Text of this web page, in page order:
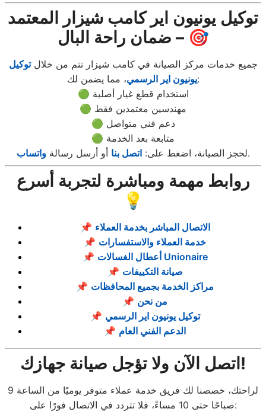
توكيل يونيون اير كامب شيزار المعتمد
– ضمان راحة البال 🎯
جميع خدمات مركز الصيانة في كامب شيزار تتم من خلالتوكيل
يونيون اير الرسمي، مما يضمن لك:
🟢 استخدام قطع غيار أصلية
🟢 مهندسين معتمدين فقط
🟢 دعم فني متواصل
🟢 متابعة بعد الخدمة
لحجز الصيانة، اضغط على:اتصل بنا أو أرسل رسالةواتساب .
روابط مهمة ومباشرة لتجربة أسرع
💡
📌 الاتصال المباشر بخدمة العملاء
📌 خدمة العملاء والاستفسارات
📌
أعطال الغسالات Unionaire
📌 صيانة التكييفات
📌 مراكز الخدمة بجميع المحافظات
📌 من نحن
📌 توكيل يونيون اير الرسمي
📌 الدعم الفني العام
اتصل الآن ولا تؤجل صيانة جهازك!
لراحتك، خصصنا لك فريق خدمة عملاء متوفر يوميًا من الساعة 9
صباحًا حتى 10 مساءً، فلا تتردد في الاتصال فورًا على: